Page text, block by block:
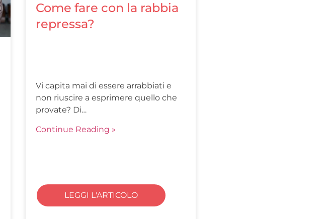
Come fare con la rabbia
repressa?
Vi capita mai di essere arrabbiati e
non riuscire a esprimere quello che
provate? Di…
Continue Reading »
LEGGI L'ARTICOLO